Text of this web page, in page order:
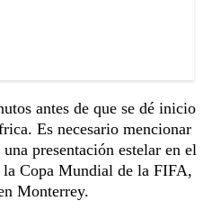
antes de que se dé inicio
Es necesario mencionar
presentación estelar en el
Copa Mundial de la FIFA,
Monterrey.